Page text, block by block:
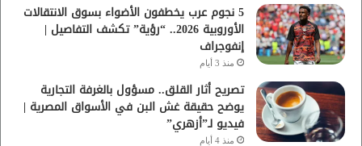
5 نجوم عرب يخطفون الأضواء بسوق الانتقالات
الأوروبية 2026.. “رؤية” تكشف التفاصيل |
إنفوجراف
منذ 3 أيام
تصريح أثار القلق.. مسؤول بالغرفة التجارية
يوضح حقيقة غش البن في الأسواق المصرية |
فيديو لـ”أزهري”
منذ 4 أيام